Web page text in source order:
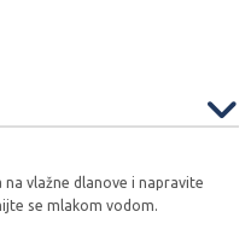
vlažne dlanove i napravite
se mlakom vodom.